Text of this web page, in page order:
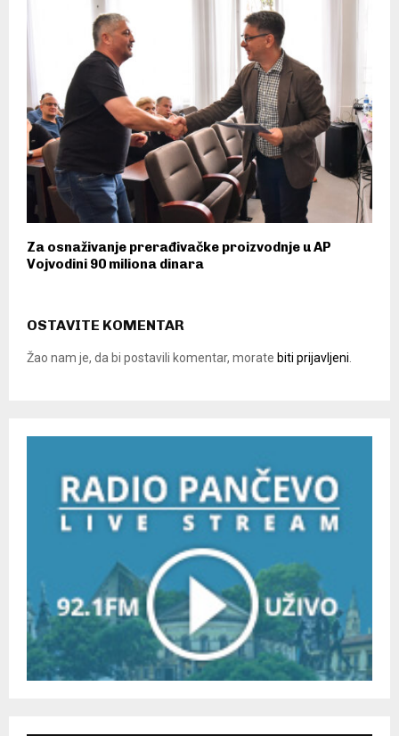
Za osnaživanje prerađivačke proizvodnje u AP
Vojvodini 90 miliona dinara
OSTAVITE KOMENTAR
Žao nam je, da bi postavili komentar, morate biti prijavljeni